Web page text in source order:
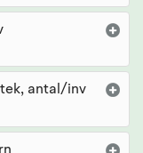
antal/inv